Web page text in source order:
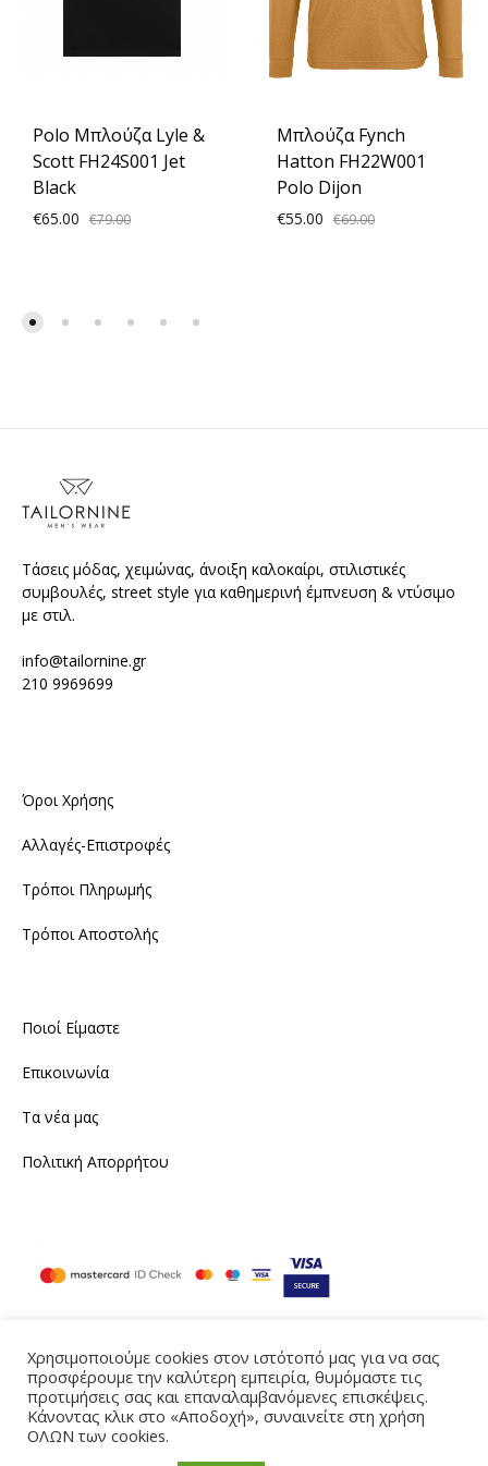
Polo Μπλούζα Lyle &
Scott FH24S001 Jet
Black
€65.00 €79.00
Μπλούζα Fynch
Hatton FH22W001
Polo Dijon
€55.00 €69.00
Τάσεις μόδας, χειμώνας, άνοιξη καλοκαίρι, στιλιστικές
συμβουλές, street style για καθημερινή έμπνευση & ντύσιμο
με στιλ.
info@tailornine.gr
210 9969699
Όροι Χρήσης
Αλλαγές-Επιστροφές
Τρόποι Πληρωμής
Τρόποι Αποστολής
Ποιοί Είμαστε
Επικοινωνία
Τα νέα μας
Πολιτική Απορρήτου
InstagramFacebook
Produced by eTouch
Χρησιμοποιούμε cookies στον ιστότοπό μας για να σας
προσφέρουμε την καλύτερη εμπειρία, θυμόμαστε τις
προτιμήσεις σας και επαναλαμβανόμενες επισκέψεις.
Κάνοντας κλικ στο «Αποδοχή», συναινείτε στη χρήση
ΟΛΩΝ των cookies.